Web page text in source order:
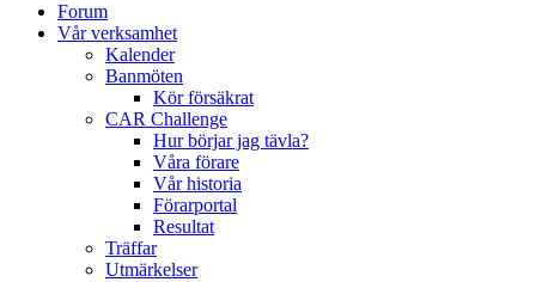
Forum
Vår verksamhet
Kalender
Banmöten
Kör försäkrat
CAR Challenge
Hur börjar jag tävla?
Våra förare
Vår historia
Förarportal
Resultat
Träffar
Utmärkelser